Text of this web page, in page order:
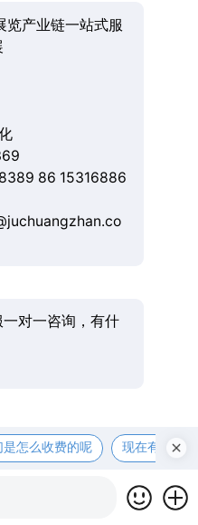
览产业链一站式服
86 15316886
对一咨询，有什
是怎么收费的呢 现在有优惠